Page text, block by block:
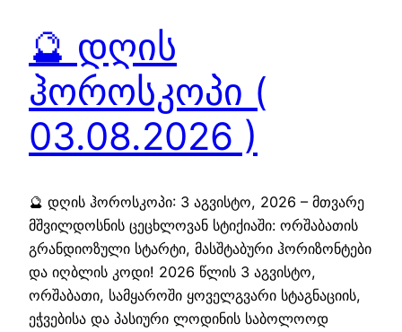
🔮 დღის
ჰოროსკოპი (
03.08.2026 )
🔮 დღის ჰოროსკოპი: 3 აგვისტო, 2026 – მთვარე
მშვილდოსნის ცეცხლოვან სტიქიაში: ორშაბათის
გრანდიოზული სტარტი, მასშტაბური ჰორიზონტები
და იღბლის კოდი! 2026 წლის 3 აგვისტო,
ორშაბათი, სამყაროში ყოველგვარი სტაგნაციის,
ეჭვებისა და პასიური ლოდინის საბოლოოდ